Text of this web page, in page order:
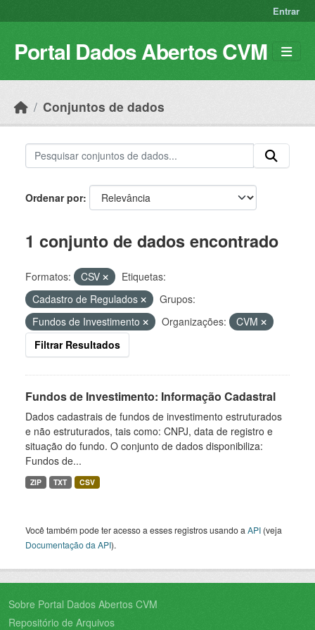
Entrar
Portal Dados Abertos CVM
Conjuntos de dados
Ordenar por
1 conjunto de dados encontrado
Formatos: CSV
Etiquetas:
Cadastro de Regulados
Grupos:
Fundos de Investimento
Organizações:
CVM
Filtrar Resultados
Fundos de Investimento: Informação Cadastral
Dados cadastrais de fundos de investimento estruturados
e não estruturados, tais como: CNPJ, data de registro e
situação do fundo. O conjunto de dados disponibiliza:
Fundos de...
ZIP TXT CSV
Você também pode ter acesso a esses registros usando a API (veja
Documentação da API).
Sobre Portal Dados Abertos CVM
Repositório de Arquivos